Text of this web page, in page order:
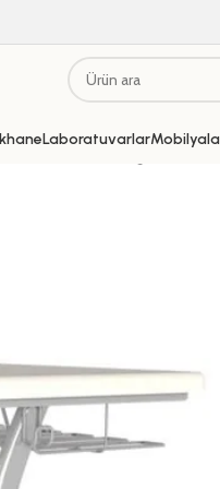
Laboratuvarlar
Müzik Sırası, Öğrenci Etkinlik